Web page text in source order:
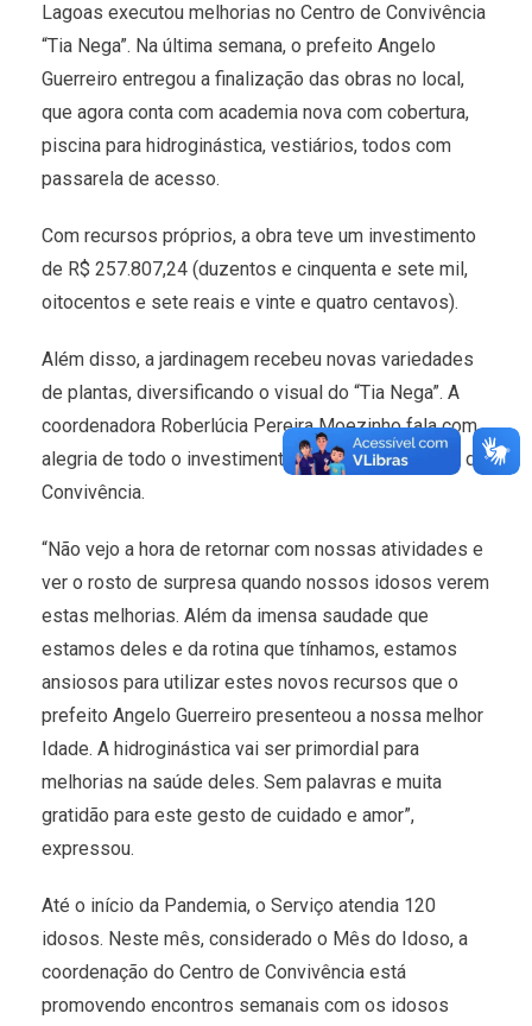
Lagoas executou melhorias no Centro de Convivência
“Tia Nega”. Na última semana, o prefeito Angelo
Guerreiro entregou a finalização das obras no local,
que agora conta com academia nova com cobertura,
piscina para hidroginástica, vestiários, todos com
passarela de acesso.
Com recursos próprios, a obra teve um investimento
de R$ 257.807,24 (duzentos e cinquenta e sete mil,
oitocentos e sete reais e vinte e quatro centavos).
Além disso, a jardinagem recebeu novas variedades
de plantas, diversificando o visual do “Tia Nega”. A
coordenadora Roberlúcia Pereira Moezinho fala com
alegria de todo o investimento realizado no Centro de
Convivência.
“Não vejo a hora de retornar com nossas atividades e
ver o rosto de surpresa quando nossos idosos verem
estas melhorias. Além da imensa saudade que
estamos deles e da rotina que tínhamos, estamos
ansiosos para utilizar estes novos recursos que o
prefeito Angelo Guerreiro presenteou a nossa melhor
Idade. A hidroginástica vai ser primordial para
melhorias na saúde deles. Sem palavras e muita
gratidão para este gesto de cuidado e amor”,
expressou.
Até o início da Pandemia, o Serviço atendia 120
idosos. Neste mês, considerado o Mês do Idoso, a
coordenação do Centro de Convivência está
promovendo encontros semanais com os idosos